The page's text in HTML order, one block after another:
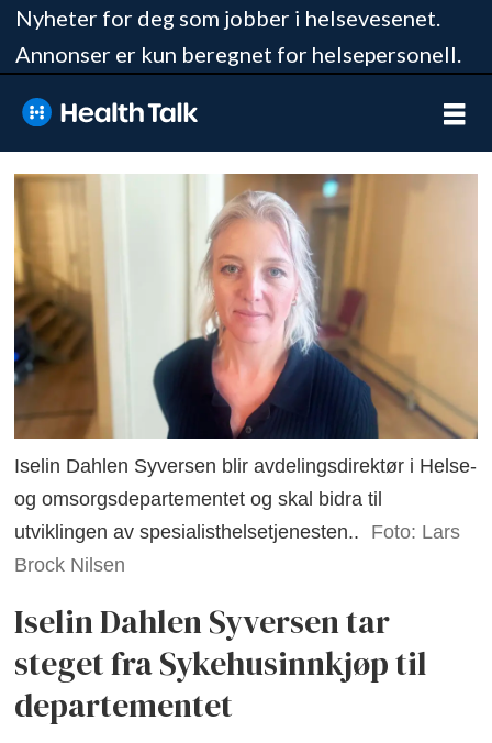
Nyheter for deg som jobber i helsevesenet.
Annonser er kun beregnet for helsepersonell.
Iselin Dahlen Syversen blir avdelingsdirektør i Helse-
og omsorgsdepartementet og skal bidra til
utviklingen av spesialisthelsetjenesten..
Foto: Lars
Brock Nilsen
Iselin Dahlen Syversen tar
steget fra Sykehusinnkjøp til
departementet